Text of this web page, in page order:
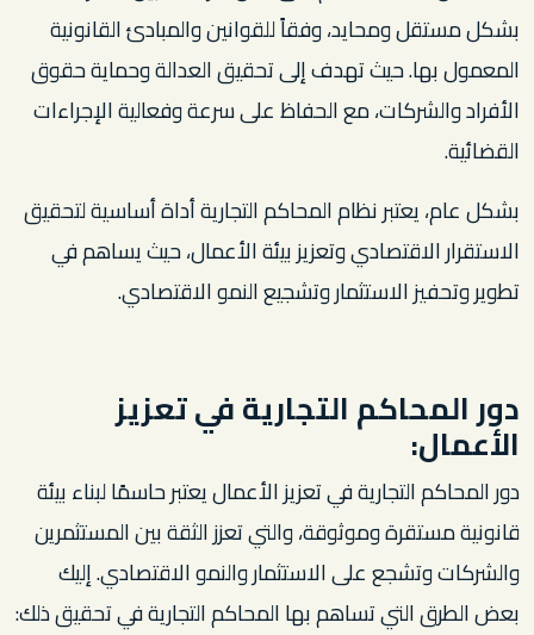
بشكل مستقل ومحايد، وفقاً للقوانين والمبادئ القانونية
المعمول بها. حيث تهدف إلى تحقيق العدالة وحماية حقوق
الأفراد والشركات، مع الحفاظ على سرعة وفعالية الإجراءات
القضائية.
بشكل عام، يعتبر نظام المحاكم التجارية أداة أساسية لتحقيق
الاستقرار الاقتصادي وتعزيز بيئة الأعمال، حيث يساهم في
تطوير وتحفيز الاستثمار وتشجيع النمو الاقتصادي.
دور المحاكم التجارية في تعزيز
الأعمال:
دور المحاكم التجارية في تعزيز الأعمال يعتبر حاسمًا لبناء بيئة
قانونية مستقرة وموثوقة، والتي تعزز الثقة بين المستثمرين
والشركات وتشجع على الاستثمار والنمو الاقتصادي. إليك
بعض الطرق التي تساهم بها المحاكم التجارية في تحقيق ذلك: